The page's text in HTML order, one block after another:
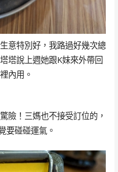
意特別好，我路過好幾次總
塔說上週她跟K妹來外帶回
內用。
險！三媽也不接受訂位的，
要碰碰運氣。